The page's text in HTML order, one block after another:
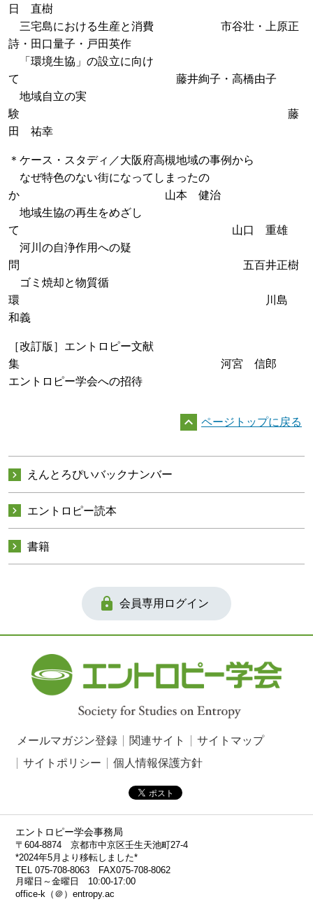
日 直樹
三宅島における生産と消費 市谷壮・上原正
詩・田口量子・戸田英作
「環境生協」の設立に向け
て 藤井絢子・高橋由子
地域自立の実
験 藤
田 祐幸
＊ケース・スタディ／大阪府高槻地域の事例から
なぜ特色のない街になってしまったの
か 山本 健治
地域生協の再生をめざし
て 山口 重雄
河川の自浄作用への疑
問 五百井正樹
ゴミ焼却と物質循
環 川島
和義
［改訂版］エントロピー文献
集 河宮 信郎
エントロピー学会への招待
 ページトップに戻る
 えんとろぴいバックナンバー
 エントロピー読本
 書籍
 会員専用ログイン
メールマガジン登録 関連サイト
サイトマップ
サイトポリシー
個人情報保護方針
エントロピー学会事務局
〒604-8874 京都市中京区壬生天池町27-4
*2024年5月より移転しました*
TEL 075-708-8063 FAX075-708-8062
月曜日～金曜日 10:00-17:00
office-k（＠）entropy.ac